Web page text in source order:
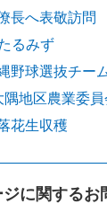
長へ表敬訪問
るみず
野球選抜チー
隅地区農業委
花生収穫
ジに関するお